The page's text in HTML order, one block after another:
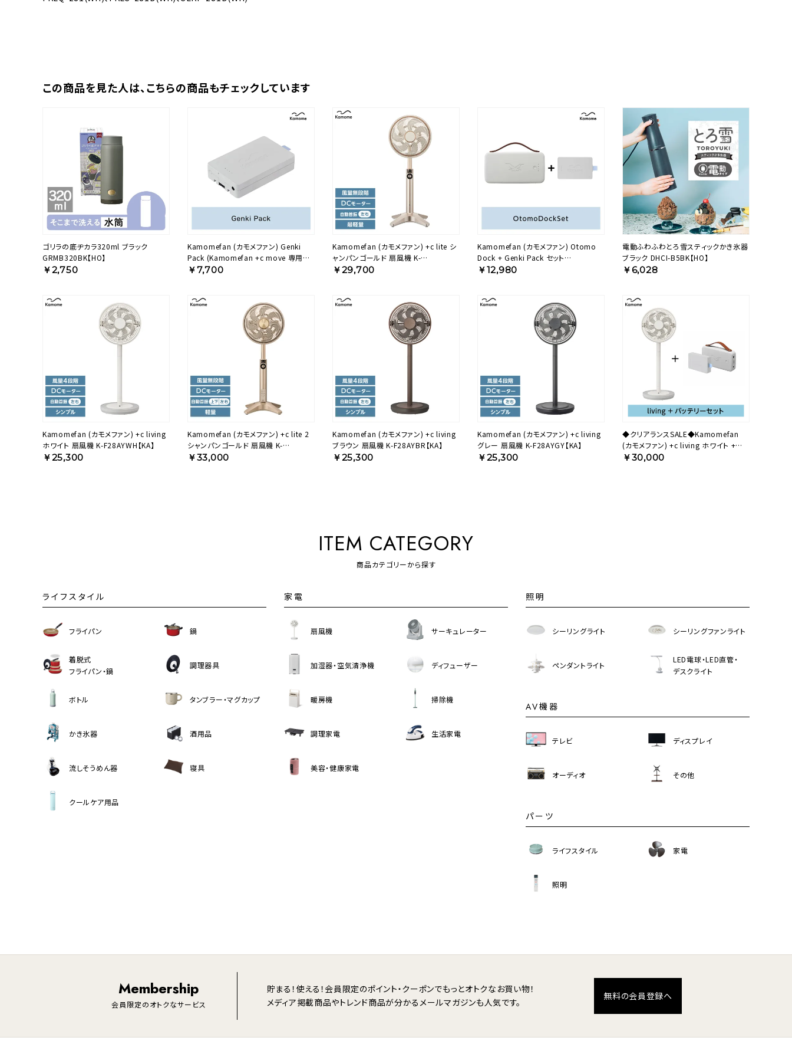
この商品を⾒た⼈は、こちらの商品もチェックしています
ゴリラの底ヂカラ320ml ブラック
GRMB320BK【HO】
￥2,750
Kamomefan (カモメファン) Genki
Pack (Kamomefan +c move 専用バ
ッテリー) K-BP3 【KA】
￥7,700
Kamomefan (カモメファン) +c lite シ
ャンパンゴールド 扇風機 K-
F25AYCGD【KA】
￥29,700
Kamomefan (カモメファン) Otomo
Dock + Genki Pack セット
(Kamomefan +c 専用バッテリー) K-
￥12,980
電動ふわふわとろ雪スティックかき氷器
ブラック DHCI-B5BK【HO】
￥6,028
Kamomefan (カモメファン) +c living
ホワイト 扇風機 K-F28AYWH【KA】
￥25,300
Kamomefan (カモメファン) +c lite 2
シャンパンゴールド 扇風機 K-
F25BBCGD【KA】
￥33,000
Kamomefan (カモメファン) +c living
ブラウン 扇風機 K-F28AYBR【KA】
￥25,300
Kamomefan (カモメファン) +c living
グレー 扇風機 K-F28AYGY【KA】
￥25,300
◆クリアランスSALE◆Kamomefan
(カモメファン) +c living ホワイト +
Otomo Dockセット 28AWODBP【KA】
￥30,000
ITEM CATEGORY
商品カテゴリーから探す
ライフスタイル
フライパン 鍋
着脱式
フライパン・鍋
調理器具
ボトル タンブラー・マグカップ
かき氷器 酒用品
流しそうめん器 寝具
クールケア用品
家電
扇風機 サーキュレーター
加湿器・空気清浄機 ディフューザー
暖房機 掃除機
調理家電 生活家電
美容・健康家電
照明
シーリングライト シーリングファンライト
ペンダントライト
LED電球・LED直管・
デスクライト
AV機器
テレビ ディスプレイ
オーディオ その他
パーツ
ライフスタイル 家電
照明
Membership
会員限定のオトクなサービス
貯まる！使える！会員限定のポイント・クーポンでもっとオトクなお買い物！
メディア掲載商品やトレンド商品が分かるメールマガジンも人気です。
無料の会員登録へ